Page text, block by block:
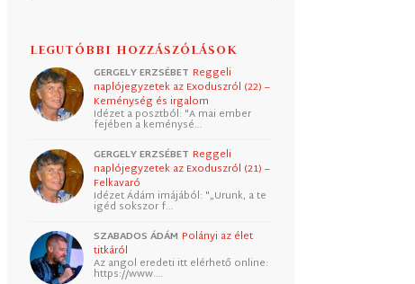
LEGUTÓBBI HOZZÁSZÓLÁSOK
GERGELY ERZSÉBET Reggeli
naplójegyzetek az Exoduszról (22) –
Keménység és irgalom
Idézet a posztból: "A mai ember
fejében a keménysé…
GERGELY ERZSÉBET Reggeli
naplójegyzetek az Exoduszról (21) –
Felkavaró
Idézet Ádám imájából: "„Urunk, a te
igéd sokszor f…
SZABADOS ÁDÁM Polányi az élet
titkáról
Az angol eredeti itt elérhető online:
https://www.…